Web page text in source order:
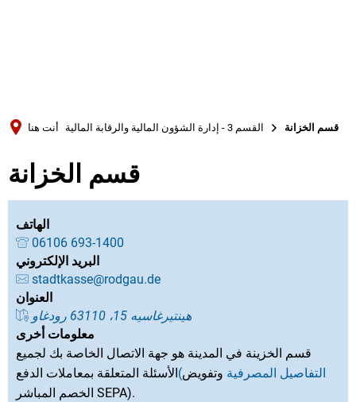
Română
أنت هنا القسم 3 - إدارة الشؤون المالية والرقابة المالية قسم الخزانة
قسم الخزانة
الهاتف
06106 693-1400
البريد الإلكتروني
stadtkasse@rodgau.de
العنوان
هينتيرغاسيه 15، 63110 رودغاو
معلومات أخرى
قسم الخزينة في المدينة هو جهة الاتصال الخاصة بك لجميع
الأسئلة المتعلقة بمعاملات الدفع
(التفاصيل المصرفية وتفويض
الخصم المباشر SEPA).